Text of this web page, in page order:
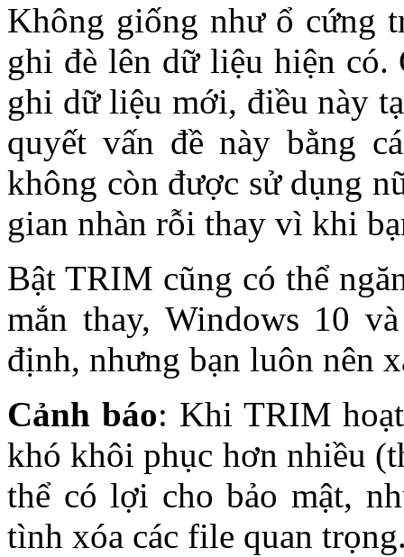
Không giống như ổ cứng
ghi đè lên dữ liệu hiện có.
ghi dữ liệu mới, điều này
quyết vấn đề này bằng
không còn được sử dụng
gian nhàn rỗi thay vì khi
Bật TRIM cũng có thể
mắn thay, Windows 10
định, nhưng bạn luôn nên
Cảnh báo: Khi TRIM
khó khôi phục hơn nhiều
thể có lợi cho bảo mật,
tình xóa các file quan